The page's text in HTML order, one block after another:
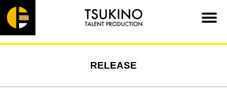
RELEASE